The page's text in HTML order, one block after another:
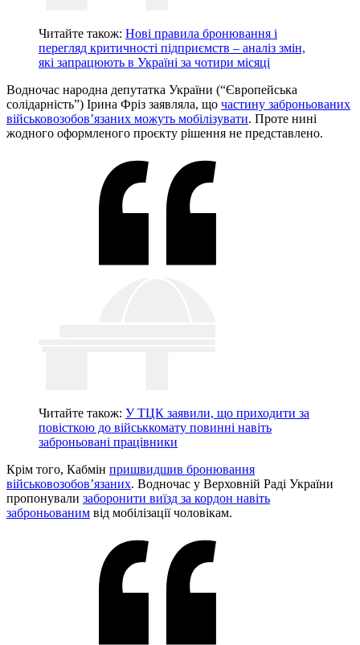
Читайте також: Нові правила бронювання і
перегляд критичності підприємств – аналіз змін,
які запрацюють в Україні за чотири місяці
Водночас народна депутатка України (“Європейська
солідарність”) Ірина Фріз заявляла, що частину заброньованих
військовозобов’язаних можуть мобілізувати. Проте нині
жодного оформленого проєкту рішення не представлено.
Читайте також: У ТЦК заявили, що приходити за
повісткою до військкомату повинні навіть
заброньовані працівники
Крім того, Кабмін пришвидшив бронювання
військовозобовʼязаних. Водночас у Верховній Раді України
пропонували заборонити виїзд за кордон навіть
заброньованим від мобілізації чоловікам.